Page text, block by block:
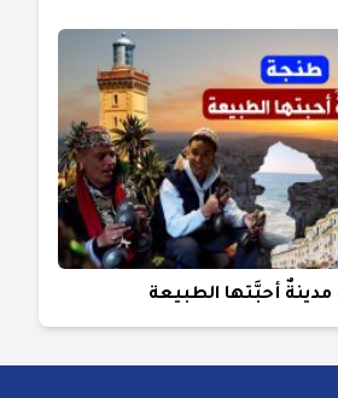
أحبَّتها الطبيعة